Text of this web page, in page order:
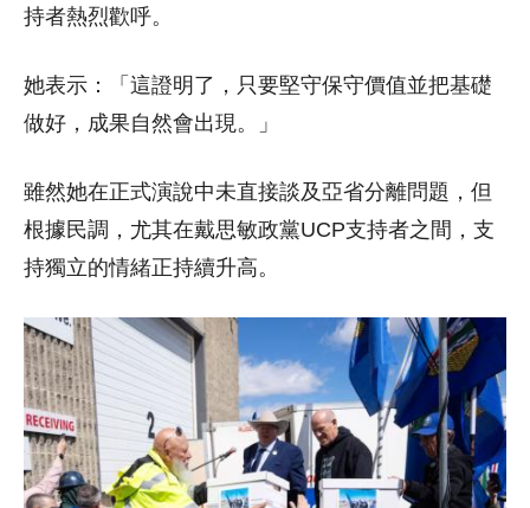
持者熱烈歡呼。
她表示：「這證明了，只要堅守保守價值並把基礎
做好，成果自然會出現。」
雖然她在正式演說中未直接談及亞省分離問題，但
根據民調，尤其在戴思敏政黨UCP支持者之間，支
持獨立的情緒正持續升高。